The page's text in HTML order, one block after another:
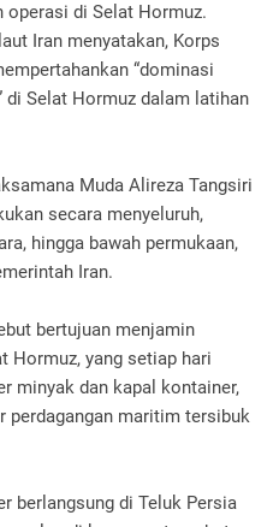
operasi di Selat Hormuz.
Iran menyatakan, Korps
“dominasi
di Selat Hormuz dalam latihan
Muda Alireza Tangsiri
secara menyeluruh,
hingga bawah permukaan,
Iran.
bertujuan menjamin
Hormuz, yang setiap hari
minyak dan kapal kontainer,
perdagangan maritim tersibuk
berlangsung di Teluk Persia